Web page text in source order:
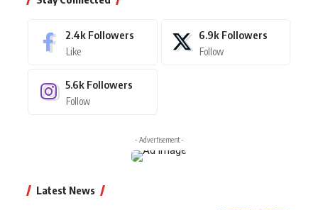
2.4k Followers
Like
6.9k Followers
Follow
5.6k Followers
Follow
- Advertisement -
Latest News